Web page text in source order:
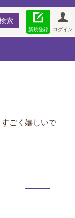
ログイン
新規登録
ごく嬉しいで